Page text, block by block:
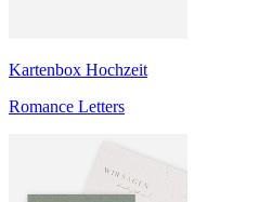
Kartenbox Hochzeit
Romance Letters